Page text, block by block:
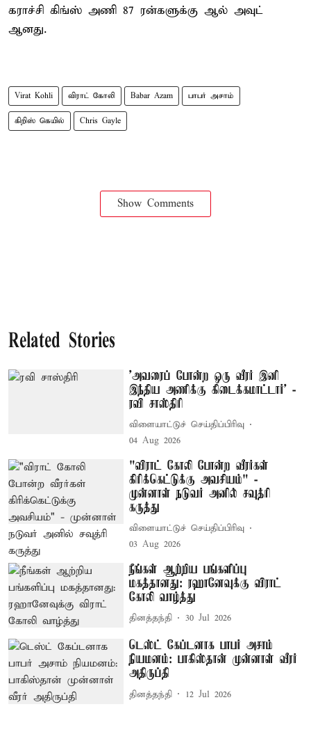
கராச்சி கிங்ஸ் அணி 87 ரன்களுக்கு ஆல் அவுட்
ஆனது.
Virat Kohli விராட் கோலி Babar Azam பாபர் அசாம்
கிறிஸ் கெயில் Chris Gayle
Show Comments
Related Stories
’அவரைப் போன்ற ஒரு வீரர் இனி
இந்திய அணிக்கு கிடைக்கமாட்டார்’ -
ரவி சாஸ்திரி
விளையாட்டுச் செய்திப்பிரிவு
04 Aug 2026
"விராட் கோலி போன்ற வீரர்கள்
கிரிக்கெட்டுக்கு அவசியம்" -
முன்னாள் நடுவர் அனில் சவுத்ரி
கருத்து
விளையாட்டுச் செய்திப்பிரிவு
03 Aug 2026
நீங்கள் ஆற்றிய பங்களிப்பு
மகத்தானது: ரஹானேவுக்கு விராட்
கோலி வாழ்த்து
தினத்தந்தி 30 Jul 2026
டெஸ்ட் கேப்டனாக பாபர் அசாம்
நியமனம்: பாகிஸ்தான் முன்னாள் வீரர்
அதிருப்தி
தினத்தந்தி 12 Jul 2026